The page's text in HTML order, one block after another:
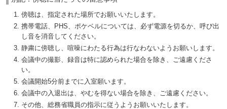
傍聴は、指定された場所でお願いいたします。
携帯電話、PHS、ポケベルについては、必ず電源を切るか、呼び出
し音を消音してください。
静粛に傍聴し、喧噪にわたる行為は行なわないようお願いします。
会議中の撮影、録音は特に認められた場合を除き、ご遠慮くださ
い。
会議開始5分前までに入室願います。
会議中の入退出は、やむを得ない場合を除き、ご遠慮ください。
その他、総務省職員の指示に従うようお願いいたします。